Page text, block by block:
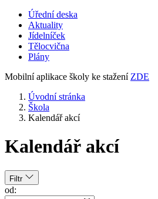
Úřední deska
Aktuality
Jídelníček
Tělocvična
Plány
Mobilní aplikace školy ke stažení ZDE
Úvodní stránka
Škola
Kalendář akcí
Kalendář akcí
Filtr
od: